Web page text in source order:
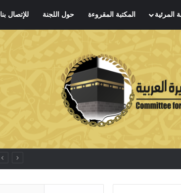
المرئية المكتبة المقروءة حول اللجنة للإتصال بنا